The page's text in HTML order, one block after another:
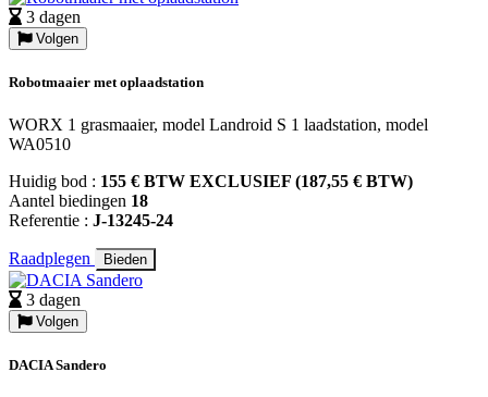
3 dagen
Volgen
Robotmaaier met oplaadstation
WORX 1 grasmaaier, model Landroid S 1 laadstation, model
WA0510
Huidig bod : 155 € BTW EXCLUSIEF (187,55 € BTW)
Aantel biedingen 18
Referentie : J-13245-24
Raadplegen Bieden
3 dagen
Volgen
DACIA Sandero